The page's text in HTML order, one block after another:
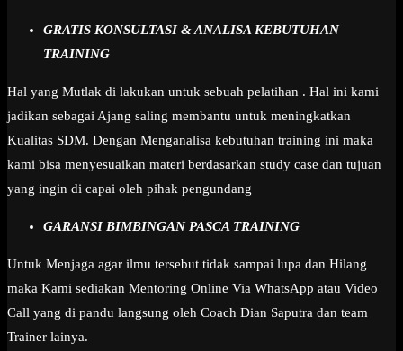
GRATIS KONSULTASI & ANALISA KEBUTUHAN
TRAINING
Hal yang Mutlak di lakukan untuk sebuah pelatihan . Hal ini kami
jadikan sebagai Ajang saling membantu untuk meningkatkan
Kualitas SDM. Dengan Menganalisa kebutuhan training ini maka
kami bisa menyesuaikan materi berdasarkan study case dan tujuan
yang ingin di capai oleh pihak pengundang
GARANSI BIMBINGAN PASCA TRAINING
Untuk Menjaga agar ilmu tersebut tidak sampai lupa dan Hilang
maka Kami sediakan Mentoring Online Via WhatsApp atau Video
Call yang di pandu langsung oleh Coach Dian Saputra dan team
Trainer lainya.